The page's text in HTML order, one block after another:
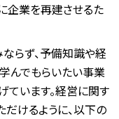
企業を再建させるた
らず、予備知識や経
んでもらいたい事業
ています。経営に関す
けるように、以下の